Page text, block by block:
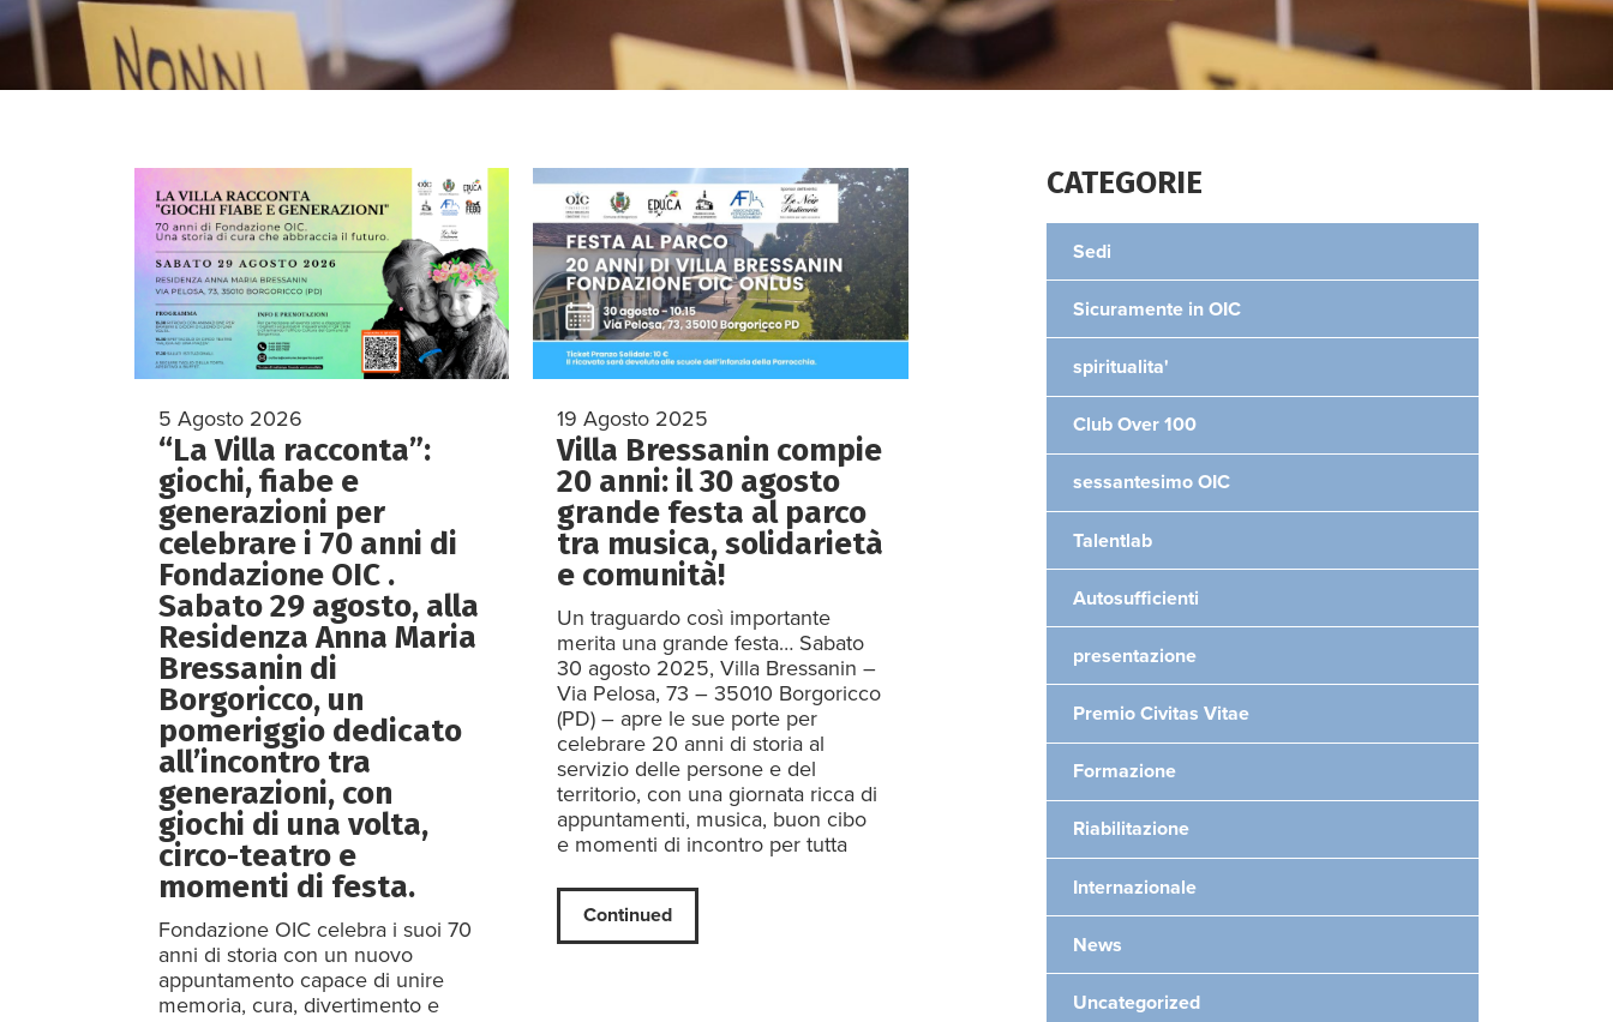
5 Agosto 2026
“La Villa racconta”:
giochi, fiabe e
generazioni per
celebrare i 70 anni di
Fondazione OIC .
Sabato 29 agosto, alla
Residenza Anna Maria
Bressanin di
Borgoricco, un
pomeriggio dedicato
all’incontro tra
generazioni, con
giochi di una volta,
circo-teatro e
momenti di festa.
Fondazione OIC celebra i suoi 70
anni di storia con un nuovo
appuntamento capace di unire
memoria, cura, divertimento e
19 Agosto 2025
Villa Bressanin compie
20 anni: il 30 agosto
grande festa al parco
tra musica, solidarietà
e comunità!
Un traguardo così importante
merita una grande festa… Sabato
30 agosto 2025, Villa Bressanin –
Via Pelosa, 73 – 35010 Borgoricco
(PD) – apre le sue porte per
celebrare 20 anni di storia al
servizio delle persone e del
territorio, con una giornata ricca di
appuntamenti, musica, buon cibo
e momenti di incontro per tutta
Continued
CATEGORIE
Sedi
Sicuramente in OIC
spiritualita'
Club Over 100
sessantesimo OIC
Talentlab
Autosufficienti
presentazione
Premio Civitas Vitae
Formazione
Riabilitazione
Internazionale
News
Uncategorized